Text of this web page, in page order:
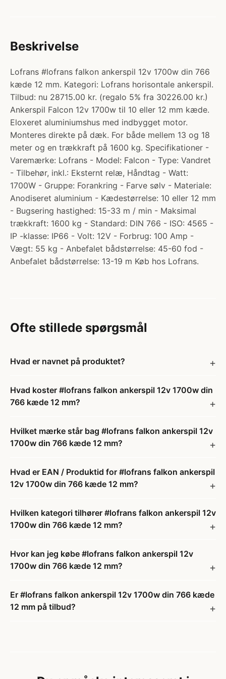
Beskrivelse
Lofrans #lofrans falkon ankerspil 12v 1700w din 766
kæde 12 mm. Kategori: Lofrans horisontale ankerspil.
Tilbud: nu 28715.00 kr. (regalo 5% fra 30226.00 kr.)
Ankerspil Falcon 12v 1700w til 10 eller 12 mm kæde.
Eloxeret aluminiumshus med indbygget motor.
Monteres direkte på dæk. For både mellem 13 og 18
meter og en trækkraft på 1600 kg. Specifikationer -
Varemærke: Lofrans - Model: Falcon - Type: Vandret
- Tilbehør, inkl.: Eksternt relæ, Håndtag - Watt:
1700W - Gruppe: Forankring - Farve sølv - Materiale:
Anodiseret aluminium - Kædestørrelse: 10 eller 12 mm
- Bugsering hastighed: 15-33 m / min - Maksimal
trækkraft: 1600 kg - Standard: DIN 766 - ISO: 4565 -
IP -klasse: IP66 - Volt: 12V - Forbrug: 100 Amp -
Vægt: 55 kg - Anbefalet bådstørrelse: 45-60 fod -
Anbefalet bådstørrelse: 13-19 m Køb hos Lofrans.
Ofte stillede spørgsmål
Hvad er navnet på produktet?
Hvad koster #lofrans falkon ankerspil 12v 1700w din
766 kæde 12 mm?
Hvilket mærke står bag #lofrans falkon ankerspil 12v
1700w din 766 kæde 12 mm?
Hvad er EAN / Produktid for #lofrans falkon ankerspil
12v 1700w din 766 kæde 12 mm?
Hvilken kategori tilhører #lofrans falkon ankerspil 12v
1700w din 766 kæde 12 mm?
Hvor kan jeg købe #lofrans falkon ankerspil 12v
1700w din 766 kæde 12 mm?
Er #lofrans falkon ankerspil 12v 1700w din 766 kæde
12 mm på tilbud?